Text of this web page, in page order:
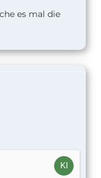
es mal die